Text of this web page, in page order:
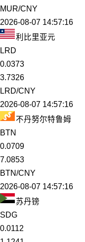
MUR/CNY
2026-08-07 14:57:16
利比里亚元
LRD
0.0373
3.7326
LRD/CNY
2026-08-07 14:57:16
不丹努尔特鲁姆
BTN
0.0709
7.0853
BTN/CNY
2026-08-07 14:57:16
苏丹镑
SDG
0.0112